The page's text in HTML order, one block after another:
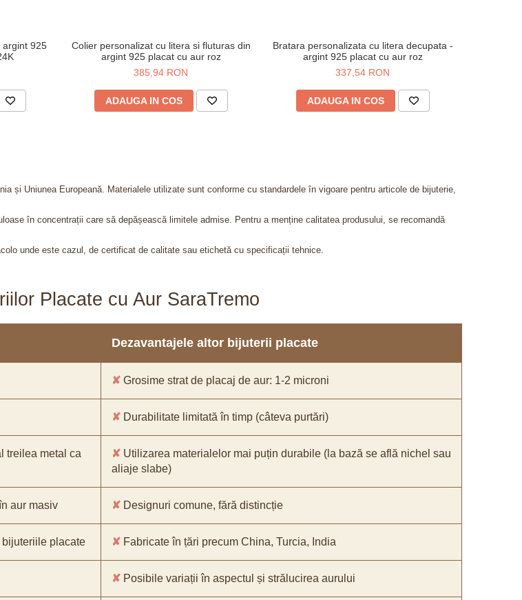
argint 925
Colier personalizat cu litera si fluturas din
argint 925 placat cu aur roz
385,94 RON
ADAUGA IN COS
Bratara personalizata cu litera decupata -
argint 925 placat cu aur roz
337,54 RON
ADAUGA IN COS
și Uniunea Europeană. Materialele utilizate sunt conforme cu standardele în vigoare pentru articole de bijuterie,
în concentrații care să depășească limitele admise. Pentru a menține calitatea produsului, se recomandă
unde este cazul, de certificat de calitate sau etichetă cu specificații tehnice.
Placate cu Aur SaraTremo
Dezavantajele altor bijuterii placate
✘ Grosime strat de placaj de aur: 1-2 microni
✘ Durabilitate limitată în timp (câteva purtări)
treilea metal ca
✘ Utilizarea materialelor mai puțin durabile (la bază se află nichel sau
aliaje slabe)
aur masiv ✘ Designuri comune, fără distincție
placate ✘ Fabricate în țări precum China, Turcia, India
✘ Posibile variații în aspectul și strălucirea aurului